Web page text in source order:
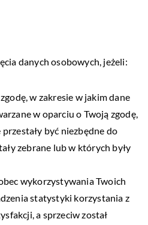
danych osobowych, jeżeli:
w zakresie w jakim dane
w oparciu o Twoją zgodę,
być niezbędne do
zebrane lub w których były
wykorzystywania Twoich
statystyki korzystania z
a sprzeciw został